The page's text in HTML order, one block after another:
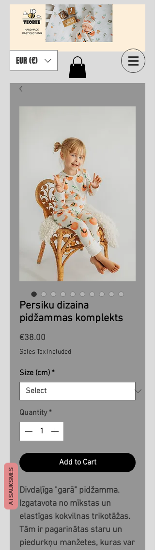
EUR (€)
Persiku dizaina
pidžammas komplekts
€38.00
Sales Tax Included
Size (cm) *
Quantity *
Add to Cart
Divdaļīga "garā" pidžamma.
Izgatavota no mīkstas un
elastīgas kokvilnas trikotāžas.
Tām ir pagarinātas staru un
piedurkņu manžetes, kuras var
ATSAUKSMES